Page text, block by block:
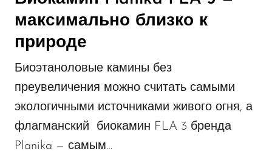
максимально близко к
природе
Биоэтаноловые камины без
преувеличения можно считать самыми
экологичными источниками живого огня, а
флагманский биокамин FLA 3 бренда
Planika — самым…